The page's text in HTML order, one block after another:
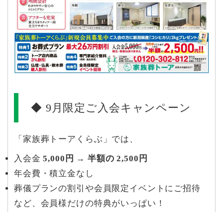
◆ 9月限定ご入会キャンペーン
「家族葬トーアくらぶ」では、
入会金5,000円 → 半額の 2,500円
年会費・積立金なし
葬儀プランの割引や会員限定イベントにご招待
など、会員様だけの特典がいっぱい！